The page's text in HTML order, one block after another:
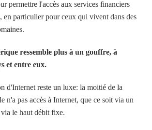
permettre l'accès aux services financiers
en particulier pour ceux qui vivent dans des
ressemble plus à un gouffre, à
et entre eux.
d'Internet reste un luxe: la moitié de la
n'a pas accès à Internet, que ce soit via un
le haut débit fixe.